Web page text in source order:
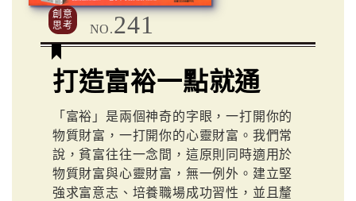
創意
思考
NO.241
打造富裕一點就通
「富裕」是兩個神奇的字眼，一打開你的
物質財富，一打開你的心靈財富。我們常
說，貧富往往一念間，這原則同時適用於
物質財富與心靈財富，無一例外。建立堅
強求富意志、培養職場成功習性，並且釐